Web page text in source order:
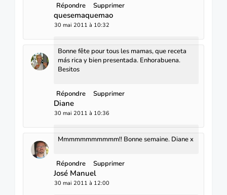
Répondre Supprimer
quesemaquemao
30 mai 2011 à 10:32
Bonne fête pour tous les mamas, que receta
más rica y bien presentada. Enhorabuena.
Besitos
Répondre Supprimer
Diane
30 mai 2011 à 10:36
Mmmmmmmmmmm!! Bonne semaine. Diane x
Répondre Supprimer
José Manuel
30 mai 2011 à 12:00